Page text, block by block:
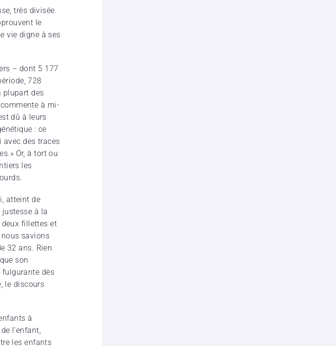
très divisée.
le
vie digne à ses
– dont 5 177
728
plupart des
à mi-
dû à leurs
: ce
avec des traces
Or, à tort ou
les
atteint de
à la
fillettes et
savions
32 ans. Rien
son
fulgurante dès
le discours
à
l’enfant,
les enfants